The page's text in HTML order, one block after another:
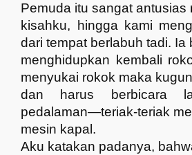
Pemuda itu sangat antusias
kisahku, hingga kami
dari tempat berlabuh tadi. Ia
menghidupkan kembali
menyukai rokok maka
dan harus berbicara
pedalaman—teriak-teriak
mesin kapal.
Aku katakan padanya,